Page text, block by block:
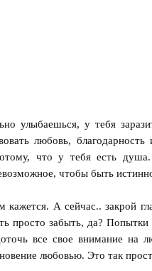
улыбаешься, у тебя
любовь,
что у тебя есть душа.
чтобы быть
А сейчас.. закрой
просто забыть, да?
все свое внимание на
любовью. Это так